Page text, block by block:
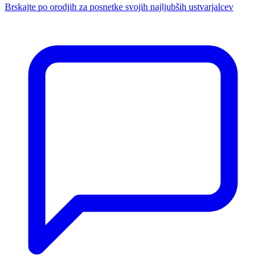
Brskajte po orodjih za posnetke svojih najljubših ustvarjalcev